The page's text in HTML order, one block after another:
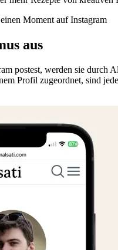
Moment auf Instagram
aus
postest, werden sie durch
Profil zugeordnet, sind